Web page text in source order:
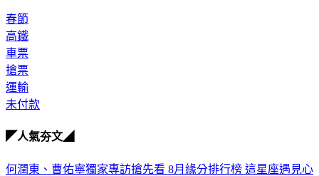
春節
高鐵
車票
搶票
運輸
未付款
◤人氣夯文◢
何潤東、曹佑寧獨家專訪搶先看 8月緣分排行榜 這星座遇見心